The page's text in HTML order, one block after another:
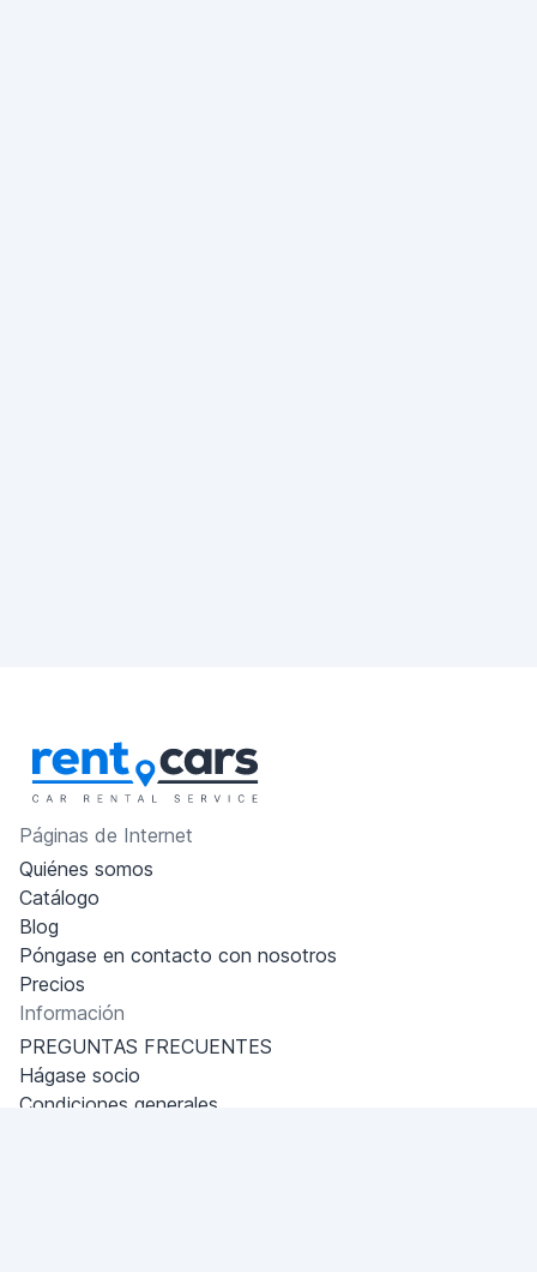
Páginas de Internet
Quiénes somos
Catálogo
Blog
Póngase en contacto con nosotros
Precios
Información
PREGUNTAS FRECUENTES
Hágase socio
Condiciones generales